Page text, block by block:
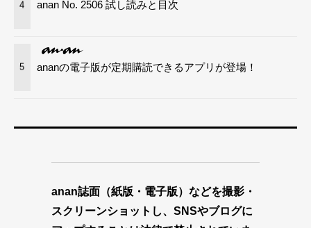
4 anan No. 2506 試し読みと目次
5 ananの電子版が定期購読できるアプリが登場！
anan誌面（紙版・電子版）などを撮影・
スクリーンショットし、SNSやブログに